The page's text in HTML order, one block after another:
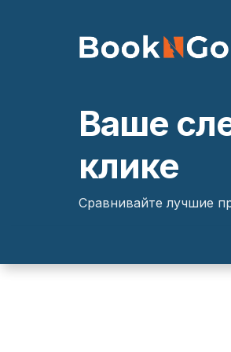
Ваше
клике
Сравнивайте лучшие